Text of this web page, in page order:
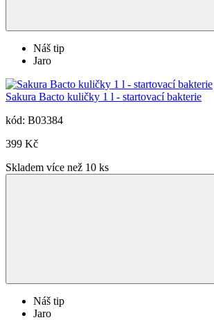
Náš tip
Jaro
Sakura Bacto kuličky 1 l - startovací bakterie
kód: B03384
399 Kč
Skladem více než 10 ks
Náš tip
Jaro